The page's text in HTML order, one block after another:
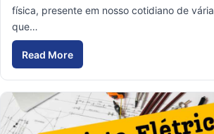
física, presente em nosso cotidiano de
que…
Read More
Resistência Elétrica: O que é e Como